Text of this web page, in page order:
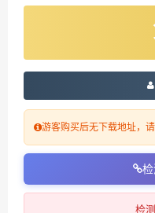
游客购买后无下载地址，请
检